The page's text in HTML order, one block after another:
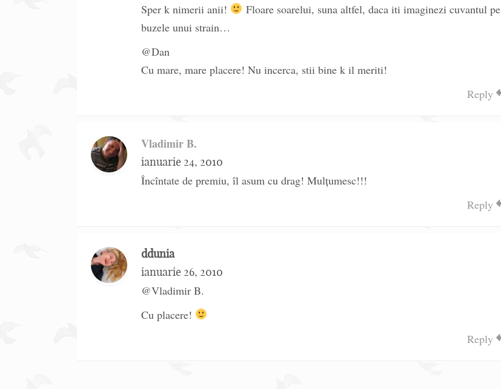
Sper k nimerii anii!
Floare soarelui, suna altfel, daca iti imaginezi cuvantul pe
buzele unui strain…
@Dan
Cu mare, mare placere! Nu incerca, stii bine k il meriti!
Reply
Vladimir B.
ianuarie 24, 2010
Încîntate de premiu, îl asum cu drag! Mulțumesc!!!
Reply
ddunia
ianuarie 26, 2010
@Vladimir B.
Cu placere!
Reply